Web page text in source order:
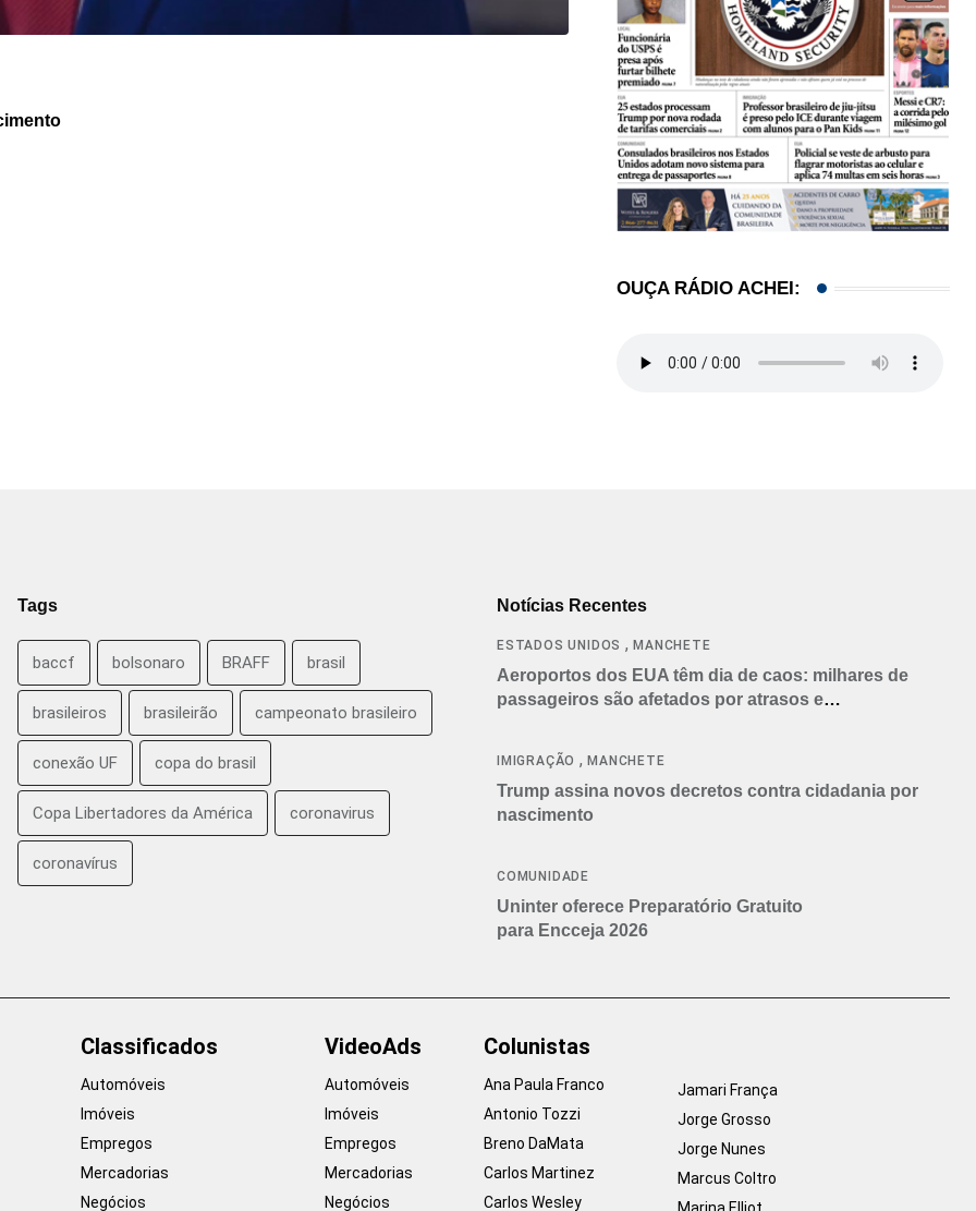
IMIGRAÇÃO,LOCAL
Imigrante acusado de atropelar idosa de 74
07/08/2026
OUÇA RÁDIO ACHEI:
Tags
baccf bolsonaro BRAFF brasil
brasileiros brasileirão campeonato brasileiro
conexão UF copa do brasil
Copa Libertadores da América coronavirus
coronavírus
Notícias Recentes
ESTADOS UNIDOS ,MANCHETE
Aeroportos dos EUA têm dia de caos: milhares de
passageiros são afetados por atrasos e
IMIGRAÇÃO ,MANCHETE
Trump assina novos decretos contra cidadania por
nascimento
COMUNIDADE
Uninter oferece Preparatório Gratuito
para Encceja 2026
Classificados
Automóveis
Imóveis
Empregos
Mercadorias
Negócios
VideoAds
Automóveis
Imóveis
Empregos
Mercadorias
Negócios
Colunistas
Ana Paula Franco
Antonio Tozzi
Breno DaMata
Carlos Martinez
Carlos Wesley
Jamari França
Jorge Grosso
Jorge Nunes
Marcus Coltro